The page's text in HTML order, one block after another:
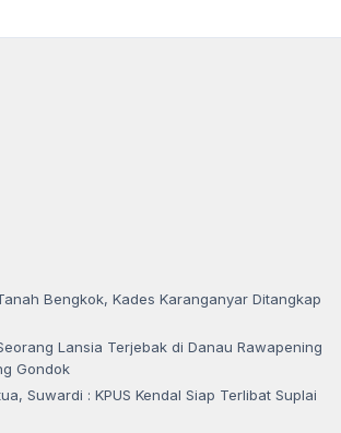
Bengkok, Kades Karanganyar Ditangkap
Lansia Terjebak di Danau Rawapening
Gondok
Suwardi : KPUS Kendal Siap Terlibat Suplai